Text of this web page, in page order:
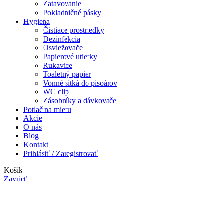
Zatavovanie
Pokladničné pásky
Hygiena
Čistiace prostriedky
Dezinfekcia
Osviežovače
Papierové utierky
Rukavice
Toaletný papier
Vonné sitká do pisoárov
WC clip
Zásobníky a dávkovače
Potlač na mieru
Akcie
O nás
Blog
Kontakt
Prihlásiť / Zaregistrovať
Košík
Zavrieť